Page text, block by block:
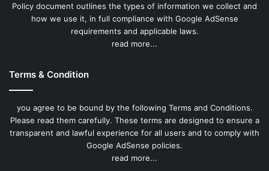
Policy document outlines the types of information we collect and
how we use it, in full compliance with Google AdSense
requirements and applicable laws.
read more...
Terms & Condition
you agree to be bound by the following Terms and Conditions.
Please read them carefully. These terms are designed to ensure a
transparent and lawful experience for all users and to comply with
Google AdSense policies.
read more...